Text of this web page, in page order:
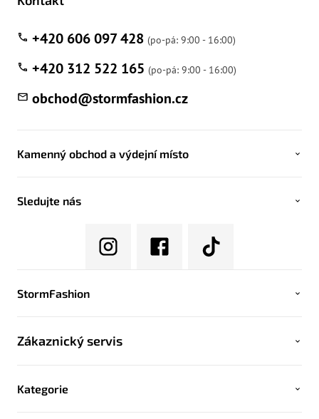
obchod@stormfashion.cz
+420 606 097 428
+420 312 522 165
Kamenný obchod a výdejní místo
Sledujte nás
StormFashion
Zákaznický servis
Kategorie